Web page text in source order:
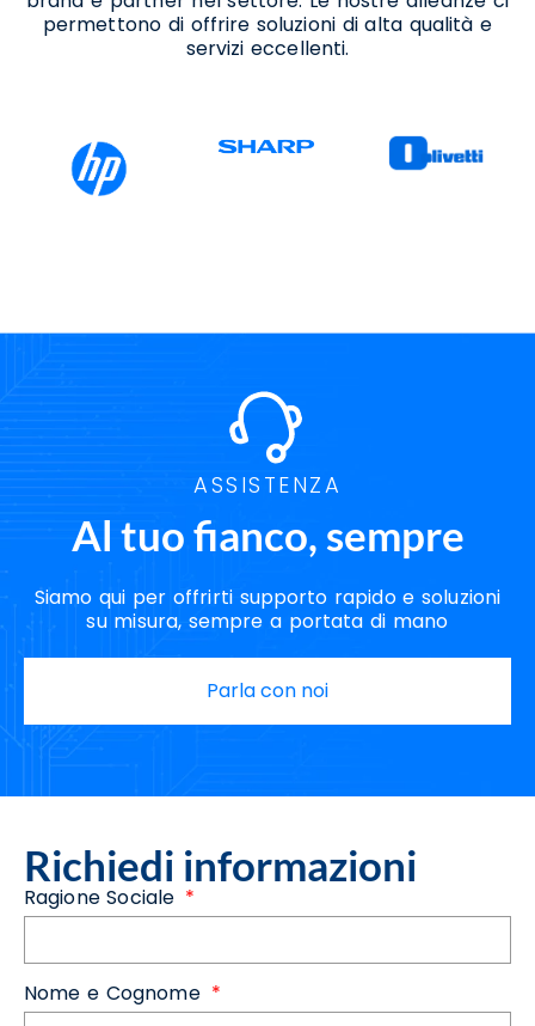
permettono di offrire soluzioni di alta qualità e
servizi eccellenti.
ASSISTENZA
Al tuo fianco, sempre
Siamo qui per offrirti supporto rapido e soluzioni
su misura, sempre a portata di mano
Parla con noi
Richiedi informazioni
Ragione Sociale
Nome e Cognome